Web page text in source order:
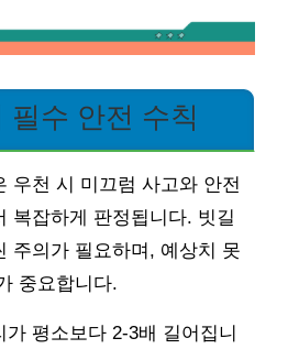
필수 안전 수칙
우천 시 미끄럼 사고와 안전
복잡하게 판정됩니다. 빗길
주의가 필요하며, 예상치 못
중요합니다.
평소보다 2-3배 길어집니